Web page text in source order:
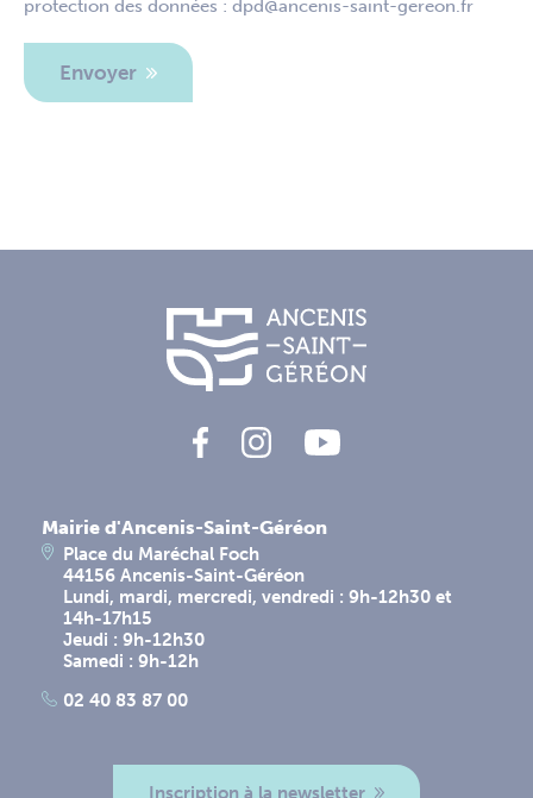
protection des données : dpd@ancenis-saint-gereon.fr
Envoyer
Mairie d'Ancenis-Saint-Géréon
Place du Maréchal Foch
44156 Ancenis-Saint-Géréon
Lundi, mardi, mercredi, vendredi : 9h-12h30 et
14h-17h15
Jeudi : 9h-12h30
Samedi : 9h-12h
02 40 83 87 00
Inscription à la newsletter